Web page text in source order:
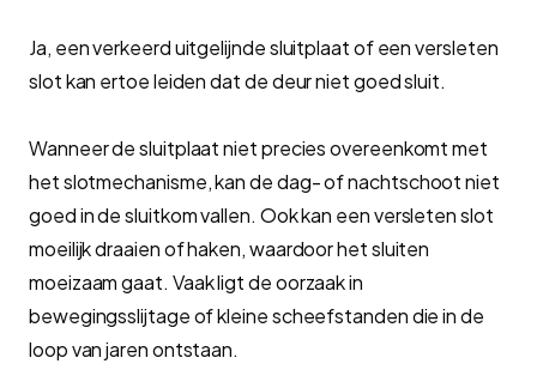
Ja, een verkeerd uitgelijnde sluitplaat of een versleten
slot kan ertoe leiden dat de deur niet goed sluit.
Wanneer de sluitplaat niet precies overeenkomt met
het slotmechanisme, kan de dag- of nachtschoot niet
goed in de sluitkom vallen. Ook kan een versleten slot
moeilijk draaien of haken, waardoor het sluiten
moeizaam gaat. Vaak ligt de oorzaak in
bewegingsslijtage of kleine scheefstanden die in de
loop van jaren ontstaan.